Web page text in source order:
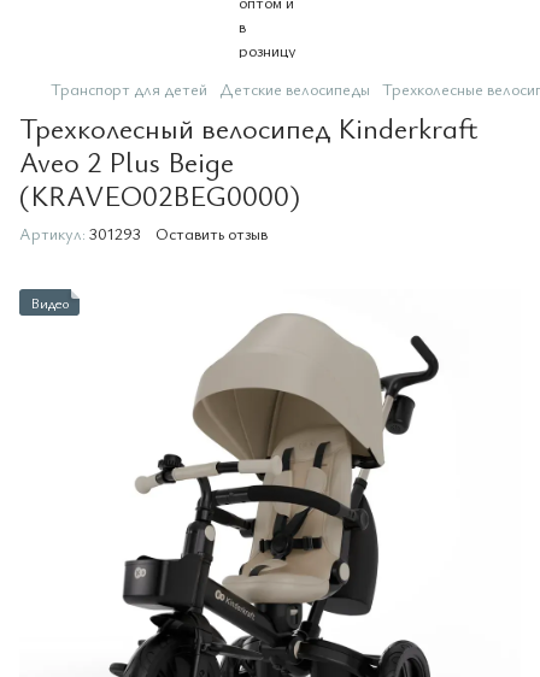
Транспорт для детей Детские велосипеды Трехколесные
Трехколесный велосипед Kinderkraft
Aveo 2 Plus Beige
(KRAVEO02BEG0000)
Артикул: 301293 Оставить отзыв
Видео